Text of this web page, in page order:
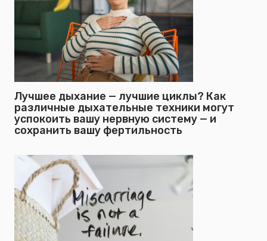
Лучшее дыхание — лучшие циклы? Как
различные дыхательные техники могут
успокоить вашу нервную систему — и
сохранить вашу фертильность